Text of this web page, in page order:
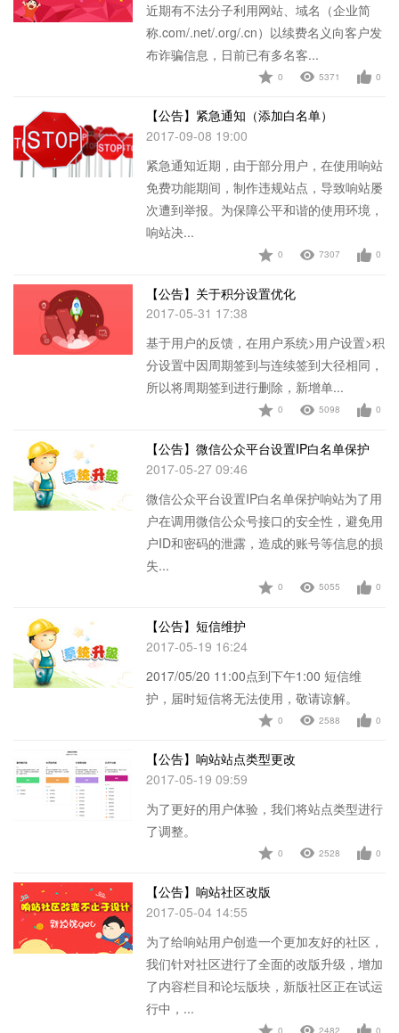
近期有不法分子利用网站、域名（企业简
称.com/.net/.org/.cn）以续费名义向客户发
布诈骗信息，日前已有多名客...
0 5371 0
【公告】紧急通知（添加白名单）
2017-09-08 19:00
紧急通知近期，由于部分用户，在使用响站
免费功能期间，制作违规站点，导致响站屡
次遭到举报。为保障公平和谐的使用环境，
响站决...
0 7307 0
【公告】关于积分设置优化
2017-05-31 17:38
基于用户的反馈，在用户系统>用户设置>积
分设置中因周期签到与连续签到大径相同，
所以将周期签到进行删除，新增单...
0 5098 0
【公告】微信公众平台设置IP白名单保护
2017-05-27 09:46
微信公众平台设置IP白名单保护响站为了用
户在调用微信公众号接口的安全性，避免用
户ID和密码的泄露，造成的账号等信息的损
失...
0 5055 0
【公告】短信维护
2017-05-19 16:24
2017/05/20 11:00点到下午1:00 短信维
护，届时短信将无法使用，敬请谅解。
0 2588 0
【公告】响站站点类型更改
2017-05-19 09:59
为了更好的用户体验，我们将站点类型进行
了调整。
0 2528 0
【公告】响站社区改版
2017-05-04 14:55
为了给响站用户创造一个更加友好的社区，
我们针对社区进行了全面的改版升级，增加
了内容栏目和论坛版块，新版社区正在试运
行中，...
0 2482 0